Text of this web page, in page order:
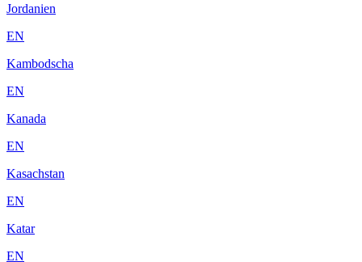
Jordanien
EN
Kambodscha
EN
Kanada
EN
Kasachstan
EN
Katar
EN